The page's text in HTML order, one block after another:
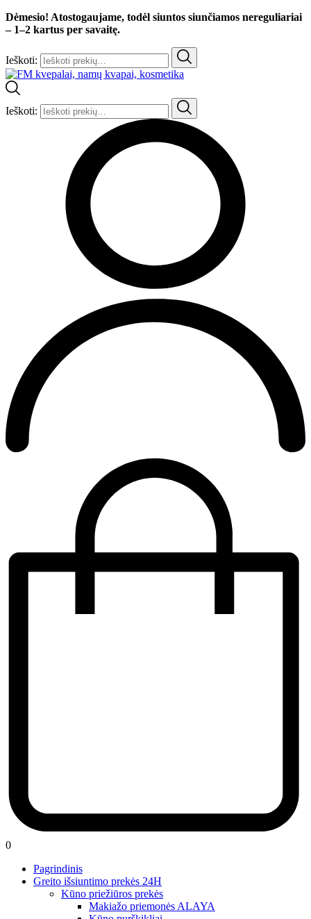
Dėmesio! Atostogaujame, todėl siuntos siunčiamos nereguliariai
– 1–2 kartus per savaitę.
Ieškoti:
Ieškoti:
0
Pagrindinis
Greito išsiuntimo prekės 24H
Kūno priežiūros prekės
Makiažo priemonės ALAYA